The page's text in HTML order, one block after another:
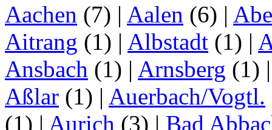
Aachen (7) | Aalen (6) |
Aitrang (1) | Albstadt (1) |
Ansbach (1) | Arnsberg (1)
Aßlar (1) | Auerbach/Vogtl.
(1) | Aurich (3) | Bad